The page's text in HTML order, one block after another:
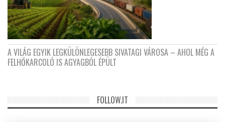
A VILÁG EGYIK LEGKÜLÖNLEGESEBB SIVATAGI VÁROSA – AHOL MÉG A
FELHŐKARCOLÓ IS AGYAGBÓL ÉPÜLT
FOLLOW.IT